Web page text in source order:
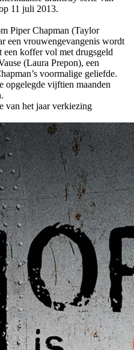
11 juli 2013.
Piper Chapman (Taylor
een vrouwengevangenis wordt
een koffer vol met drugsgeld
(Laura Prepon), een
voormalige geliefde.
opgelegde vijftien maanden
van het jaar verkiezing